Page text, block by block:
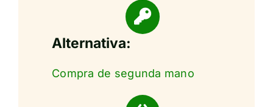
Alternativa:
Compra de segunda mano